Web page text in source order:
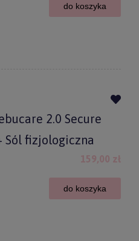
do koszyka
2.0 Secure
Sól fizjologiczna
159,00 zł
do koszyka